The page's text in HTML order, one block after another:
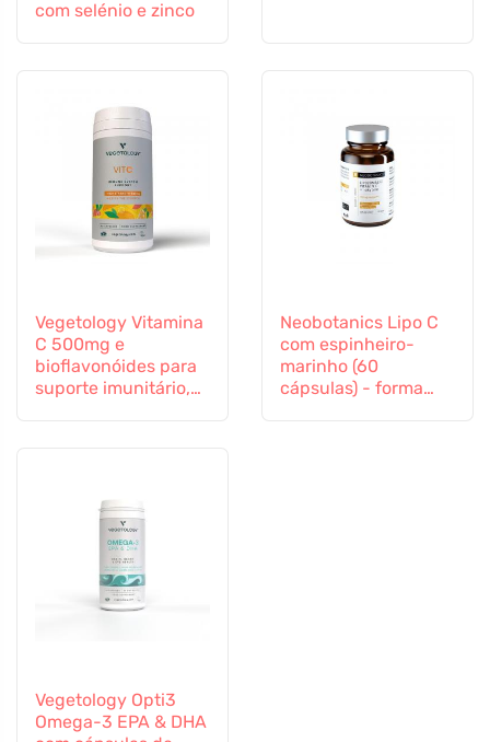
com selénio e zinco
Vegetology Vitamina
C 500mg e
bioflavonóides para
suporte imunitário,
Neobotanics Lipo C
com espinheiro-
marinho (60
cápsulas) - forma
Vegetology Opti3
Omega-3 EPA & DHA